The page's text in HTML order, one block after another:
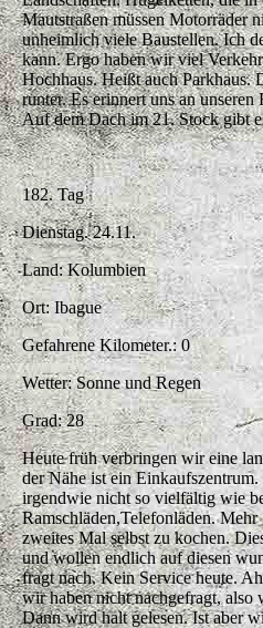
Mautstraßen müssen Motorräder
unheimlich viele Baustellen. Ich
kann. Ergo haben wir viel
Hochhaus. Heißt auch Parkhaus.
runter. Es erinnert uns an
Auf dem Dach im 21. Stock gibt
182. Tag
Dienstag. 24.11.
Land: Kolumbien
Ort: Ibague
Gefahrene Kilometer.: 0
Wetter: Sonne und Regen
Grad: 28
Heute früh verbringen wir eine
der Nähe ist ein
irgendwie nicht so vielfältig wie
Ramschläden,Telefonläden.
zweites Mal selbst zu kochen.
und wollen endlich auf diesen
fragt nach. Kein Service heute.
wir haben nicht nachgefragt, also
Dann wird halt gelesen. Ist aber